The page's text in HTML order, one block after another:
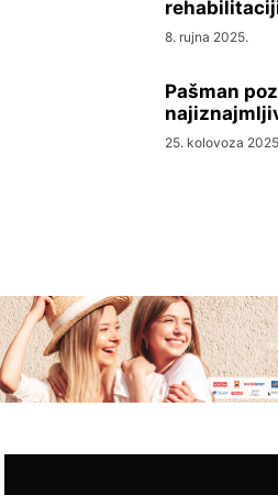
8. rujna 2025.
Pašman
25. kolovoza